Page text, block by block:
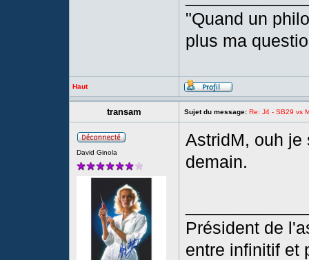
"Quand un
plus ma
Haut
transam Sujet du message: Re: J4 - SB29 vs
David Ginola
AstridM, ouh je
demain.
Président de
entre infinitif et